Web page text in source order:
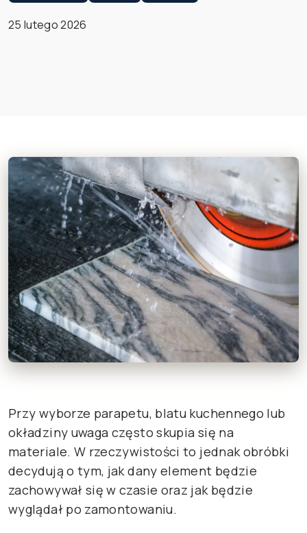
25 lutego 2026
Przy wyborze parapetu, blatu kuchennego lub
okładziny uwaga często skupia się na
materiale. W rzeczywistości to jednak obróbki
decydują o tym, jak dany element będzie
zachowywał się w czasie oraz jak będzie
wyglądał po zamontowaniu.